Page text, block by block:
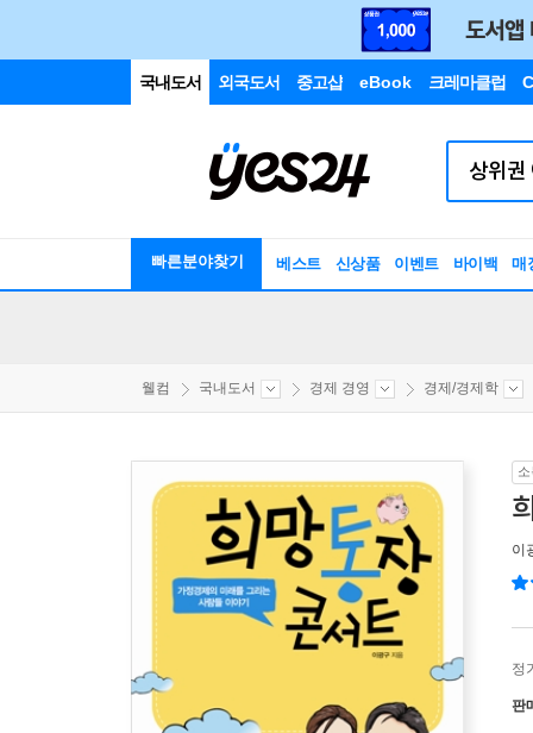
국내도서 외국도서 중고샵 eBook 크레마클럽
빠른분야찾기 베스트 신상품 이벤트 바이백 매
웰컴 국내도서 경제 경영 경제/경제학
이
정
판